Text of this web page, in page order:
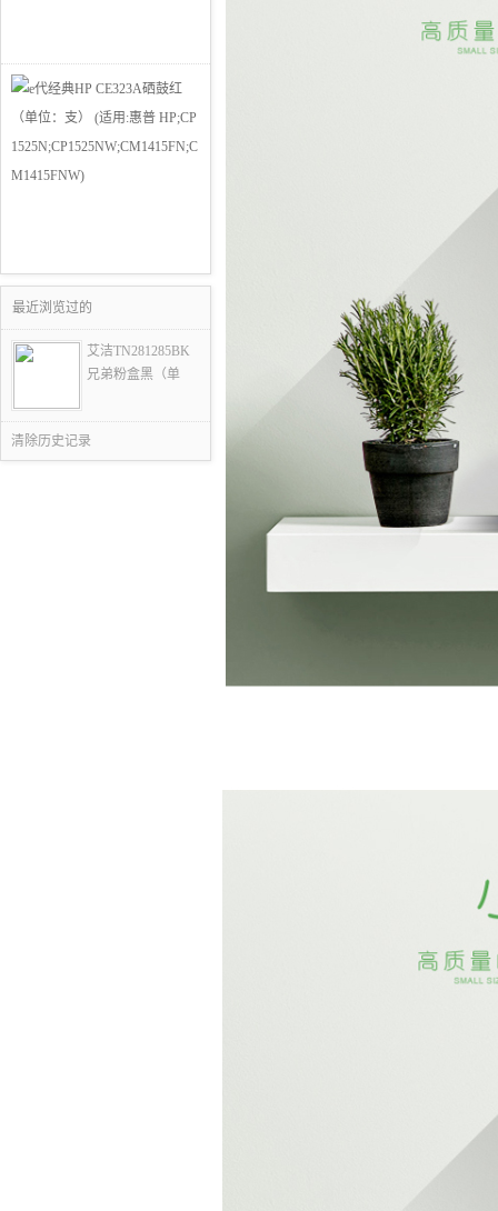
最近浏览过的
艾洁TN281285BK
兄弟粉盒黑（单
清除历史记录